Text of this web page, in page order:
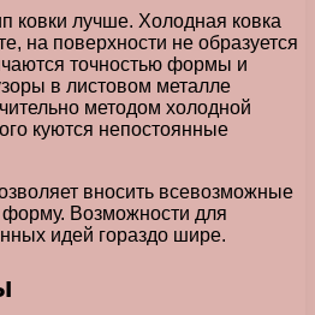
ковки лучше. Холодная ковка
на поверхности не образуется
точностью формы и
в листовом металле
методом холодной
куются непостоянные
вносить всевозможные
Возможности для
идей гораздо шире.